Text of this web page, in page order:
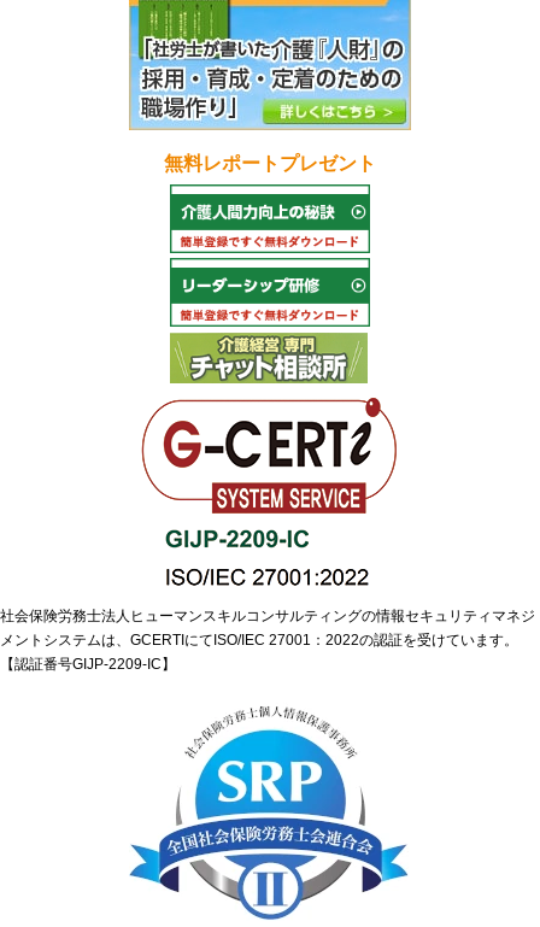
無料レポートプレゼント
社会保険労務士法人ヒューマンスキルコンサルティングの情報セキュリティマネジ
メントシステムは、GCERTIにてISO/IEC 27001：2022の認証を受けています。
【認証番号GIJP-2209-IC】